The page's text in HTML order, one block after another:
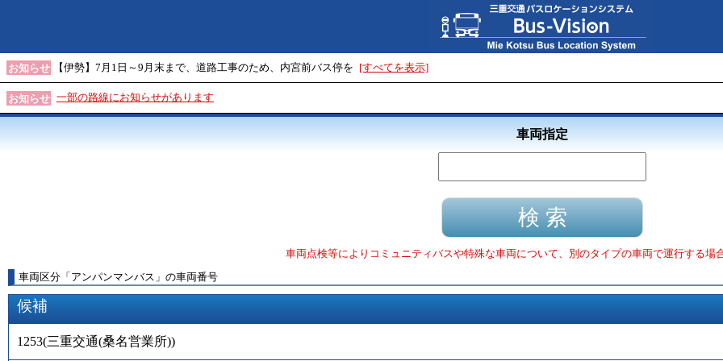
お知らせ 【伊勢】7月1日～9月末まで、道路工事のため、内宮前バス停を [すべてを表示]
お知らせ 一部の路線にお知らせがあります
車両指定
車両点検等によりコミュニティバスや特殊な車両について、別のタイプの車両で運行する場
車両区分 「 アンパンマンバス 」 の車両番号
候補
1253(三重交通(桑名営業所))